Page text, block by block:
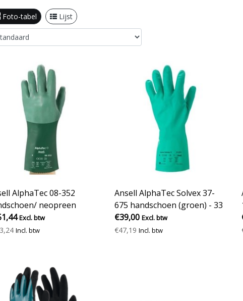
Foto-tabel Lijst
AlphaTec 08-352
neopreen
Excl. btw
Incl. btw
Ansell AlphaTec Solvex 37-
675 handschoen (groen) - 33
cm
€39,00 Excl. btw
€47,19 Incl. btw